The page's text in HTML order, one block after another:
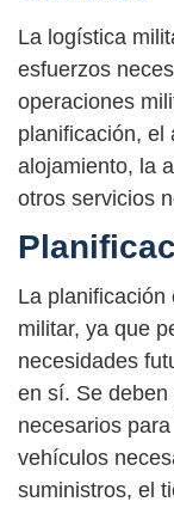
La logística
esfuerzos
operaciones
planificación, el
alojamiento, la
otros servicios
La planificación
militar, ya que
necesidades
en sí. Se
necesarios
vehículos
suministros, el